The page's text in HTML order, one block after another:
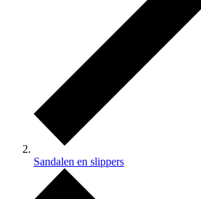
Sandalen en slippers